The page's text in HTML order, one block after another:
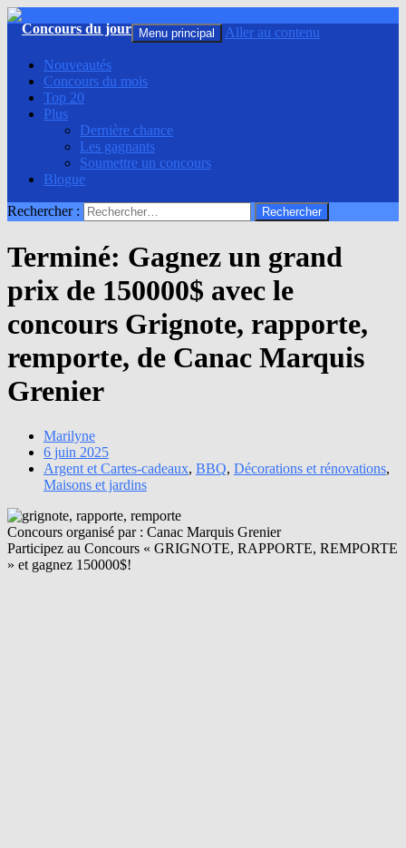
Menu principal Aller au contenu
Nouveautés
Concours du mois
Top 20
Plus
Dernière chance
Les gagnants
Soumettre un concours
Blogue
Rechercher :
Terminé: Gagnez un grand
prix de 150000$ avec le
concours Grignote, rapporte,
remporte, de Canac Marquis
Grenier
Marilyne
6 juin 2025
Argent et Cartes-cadeaux, BBQ, Décorations et rénovations,
Maisons et jardins
Concours organisé par : Canac Marquis Grenier
Participez au Concours « GRIGNOTE, RAPPORTE, REMPORTE
» et gagnez 150000$!